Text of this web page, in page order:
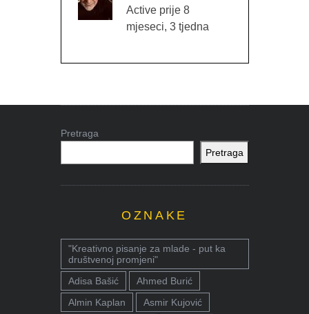
Active prije 8
mjeseci, 3 tjedna
Pretraga
Pretraga
OZNAKE
"Kreativno pisanje za mlade - put ka
društvenoj promjeni"
Adisa Bašić
Ahmed Burić
Almin Kaplan
Asmir Kujović